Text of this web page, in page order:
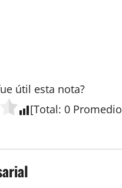
útil esta nota?
[Total: 0 Promedio